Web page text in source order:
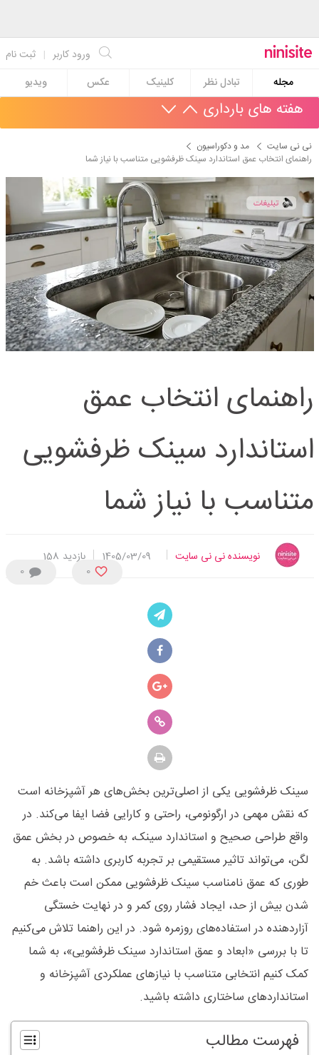
ثبت نام | ورود کاربر
مجله
تبادل نظر کلینیک عکس ویدیو
هفته های بارداری
نی نی سایت
مد و دکوراسیون
راهنمای انتخاب عمق استاندارد سینک ظرفشویی متناسب با نیاز شما
راهنمای انتخاب عمق
استاندارد سینک ظرفشویی
متناسب با نیاز شما
نویسنده نی نی سایت 1405/03/09 بازدید 158
0
0
سینک ظرفشویی یکی از اصلی‌ترین بخش‌های هر آشپزخانه است
که نقش مهمی در ارگونومی، راحتی و کارایی فضا ایفا می‌کند. در
واقع طراحی صحیح و استاندارد سینک، به‌ خصوص در بخش عمق
لگن، می‌تواند تاثیر مستقیمی بر تجربه کاربری داشته باشد. به‌
طوری‌ که عمق نامناسب سینک ظرفشویی ممکن است باعث خم
شدن بیش از حد، ایجاد فشار روی کمر و در نهایت خستگی
آزاردهنده در استفاده‌های روزمره شود. در این راهنما تلاش می‌کنیم
تا با بررسی «ابعاد و عمق استاندارد سینک ظرفشویی»، به شما
کمک کنیم انتخابی متناسب با نیازهای عملکردی آشپزخانه و
استانداردهای ساختاری داشته باشید.
فهرست مطالب